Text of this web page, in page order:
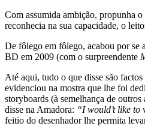
Com assumida ambição, propunha
reconhecia na sua capacidade, o
De fôlego em fôlego, acabou por se
BD em 2009 (com o surpreendente
Até aqui, tudo o que disse são
evidenciou na mostra que lhe foi
storyboards (à semelhança de
disse na Amadora: “I would’t like to
feitio do desenhador lhe permita